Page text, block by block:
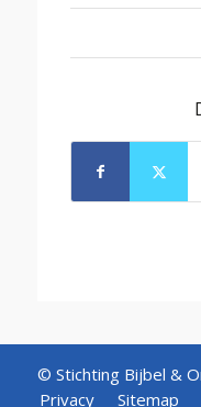
© Stichting Bijbel &
Privacy
Sitemap